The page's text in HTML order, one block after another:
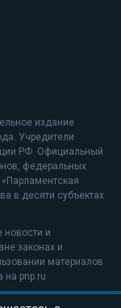
издание
Учредители
РФ. Официальный
федеральных
в десяти субъектах
новости и
законах и
материалов
на pnp.ru